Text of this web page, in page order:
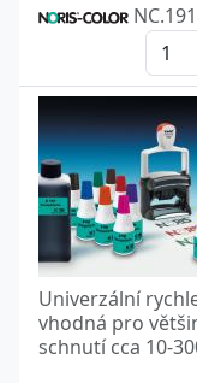
Univerzální
vhodná pro
schnutí cca 10-